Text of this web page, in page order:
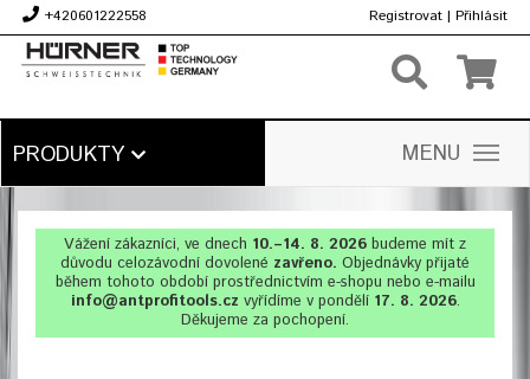
+420601222558 Registrovat | Přihlásit
PRODUKTY MENU
Vážení zákazníci, ve dnech 10.–14. 8. 2026 budeme mít z
důvodu celozávodní dovolené zavřeno. Objednávky přijaté
během tohoto období prostřednictvím e-shopu nebo e-mailu
info@antprofitools.cz vyřídíme v pondělí 17. 8. 2026.
Děkujeme za pochopení.